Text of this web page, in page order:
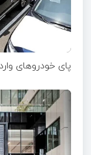
پای خودروهای